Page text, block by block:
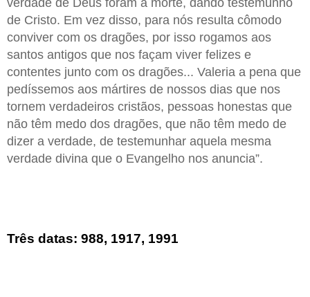
verdade de Deus foram à morte, dando testemunho
de Cristo. Em vez disso, para nós resulta cômodo
conviver com os dragões, por isso rogamos aos
santos antigos que nos façam viver felizes e
contentes junto com os dragões... Valeria a pena que
pedíssemos aos mártires de nossos dias que nos
tornem verdadeiros cristãos, pessoas honestas que
não têm medo dos dragões, que não têm medo de
dizer a verdade, de testemunhar aquela mesma
verdade divina que o Evangelho nos anuncia”.
Três datas: 988, 1917, 1991